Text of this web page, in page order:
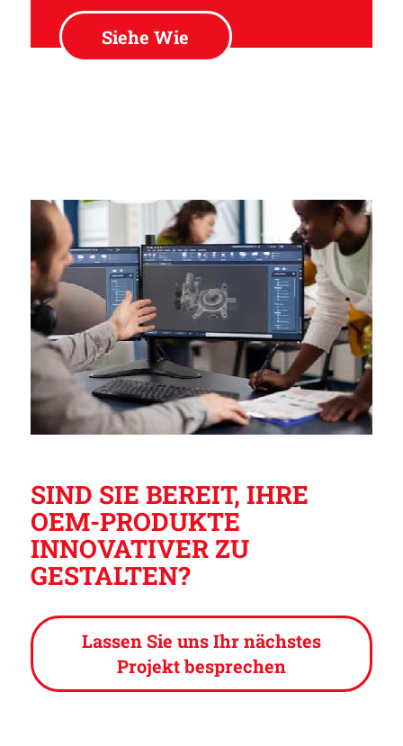
Siehe Wie
SIND SIE BEREIT, IHRE
OEM-PRODUKTE
INNOVATIVER ZU
GESTALTEN?
Lassen Sie uns Ihr nächstes
Projekt besprechen